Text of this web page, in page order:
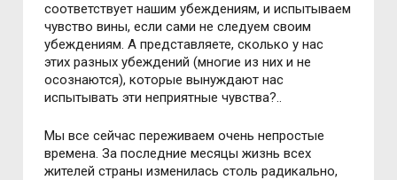
соответствует нашим убеждениям, и испытываем
чувство вины, если сами не следуем своим
убеждениям. А представляете, сколько у нас
этих разных убеждений (многие из них и не
осознаются), которые вынуждают нас
испытывать эти неприятные чувства?..
Мы все сейчас переживаем очень непростые
времена. За последние месяцы жизнь всех
жителей страны изменилась столь радикально,